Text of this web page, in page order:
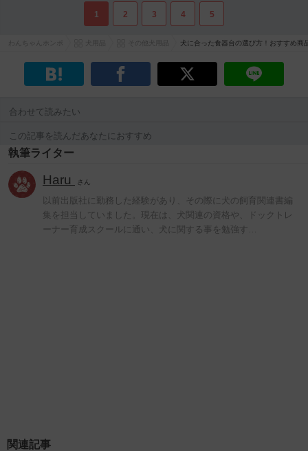
1 2 3 4 5
その他犬用品 犬に合った食器台の選び方！おすすめ商
合わせて読みたい
この記事を読んだあなたにおすすめ
執筆ライター
Haru さん
以前出版社に勤務した経験があり、その際に犬の飼育関連書編
集を担当していました。現在は、犬関連の資格や、ドックトレ
ーナー育成スクールに通い、犬に関する事を勉強す…
関連記事